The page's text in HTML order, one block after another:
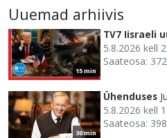
Uuemad arhiivis
15 min
TV7 Iisraeli
5.8.2026 kell
Saateosa:
30 min
Ühenduses
5.8.2026 kell
Saateosa: 398